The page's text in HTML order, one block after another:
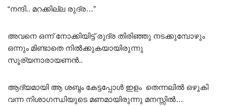
“നന്ദി.. മറക്കില്ല രുദ്ര…”
അവനെ ഒന്ന് നോക്കിയിട്ട് രുദ്ര തിരിഞ്ഞു നടക്കുമ്പോഴും
ഒന്നും മിണ്ടാതെ നിൽക്കുകയായിരുന്നു
സൂര്യനാരായണൻ..
ആദ്യമായി ആ ശബ്ദം കേട്ടപ്പോൾ ഇളം തെന്നലിൽ ഒഴുകി
വന്ന നിശാഗന്ധിയുടെ മണമായിരുന്നു മനസ്സിൽ…